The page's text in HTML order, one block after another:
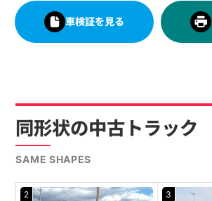
車検証を見る
同形状の中古トラック
SAME SHAPES
2 3